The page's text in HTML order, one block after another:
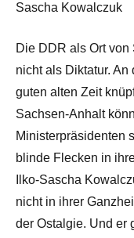
Sascha Kowalczuk
Die DDR als Ort
nicht als Diktatur.
guten alten Zeit
Sachsen-Anhalt
Ministerpräsidenten
blinde Flecken in
Ilko-Sascha
nicht in ihrer
der Ostalgie. Und er